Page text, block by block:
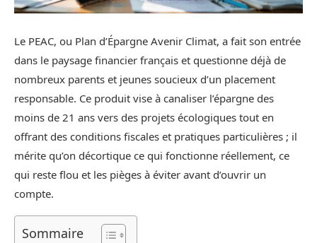
Le PEAC, ou Plan d’Épargne Avenir Climat, a fait son entrée
dans le paysage financier français et questionne déjà de
nombreux parents et jeunes soucieux d’un placement
responsable. Ce produit vise à canaliser l’épargne des
moins de 21 ans vers des projets écologiques tout en
offrant des conditions fiscales et pratiques particulières ; il
mérite qu’on décortique ce qui fonctionne réellement, ce
qui reste flou et les pièges à éviter avant d’ouvrir un
compte.
Sommaire